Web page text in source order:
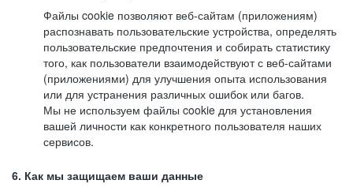
Файлы cookie позволяют веб-сайтам (приложениям)
распознавать пользовательские устройства, определять
пользовательские предпочтения и собирать статистику
того, как пользователи взаимодействуют с веб-сайтами
(приложениями) для улучшения опыта использования
или для устранения различных ошибок или багов.
Мы не используем файлы cookie для установления
вашей личности как конкретного пользователя наших
сервисов.
6. Как мы защищаем ваши данные